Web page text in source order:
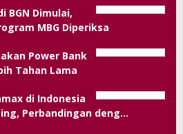
BGN Dimulai,
MBG Diperiksa
Power Bank
Tahan Lama
di Indonesia
Perbandingan deng…